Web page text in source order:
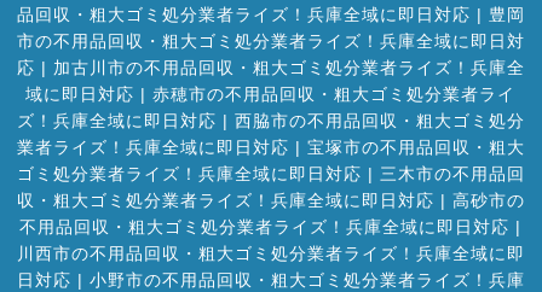
品回収・粗大ゴミ処分業者ライズ！兵庫全域に即日対応 | 豊岡
市の不用品回収・粗大ゴミ処分業者ライズ！兵庫全域に即日対
応 | 加古川市の不用品回収・粗大ゴミ処分業者ライズ！兵庫全
域に即日対応 | 赤穂市の不用品回収・粗大ゴミ処分業者ライ
ズ！兵庫全域に即日対応 | 西脇市の不用品回収・粗大ゴミ処分
業者ライズ！兵庫全域に即日対応 | 宝塚市の不用品回収・粗大
ゴミ処分業者ライズ！兵庫全域に即日対応 | 三木市の不用品回
収・粗大ゴミ処分業者ライズ！兵庫全域に即日対応 | 高砂市の
不用品回収・粗大ゴミ処分業者ライズ！兵庫全域に即日対応 |
川西市の不用品回収・粗大ゴミ処分業者ライズ！兵庫全域に即
日対応 | 小野市の不用品回収・粗大ゴミ処分業者ライズ！兵庫